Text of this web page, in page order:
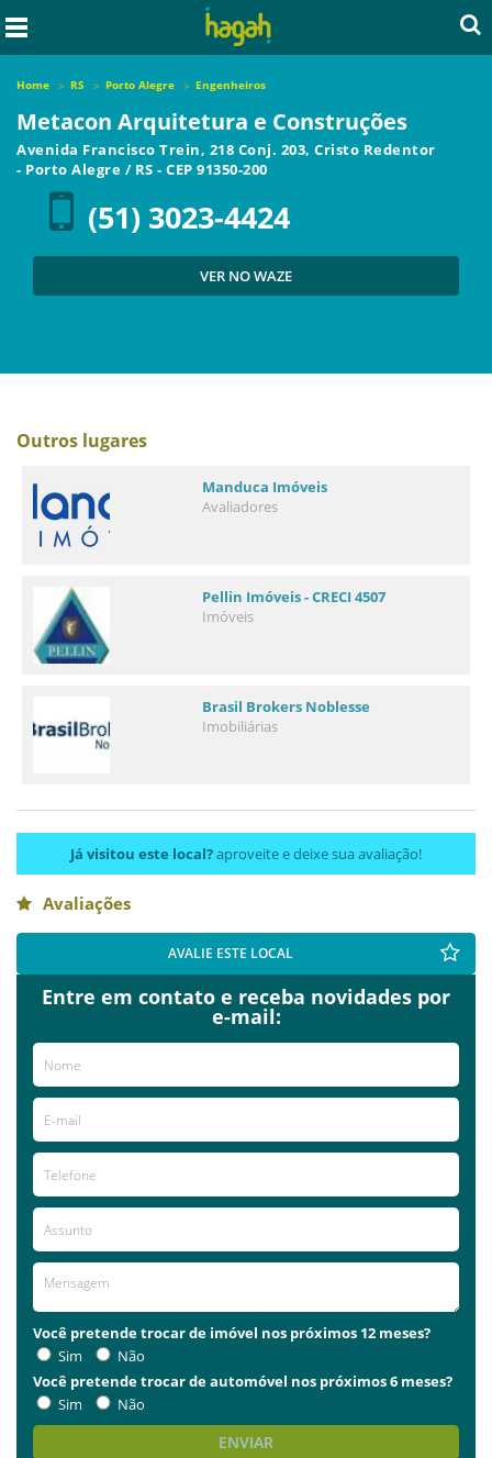
Home RS Porto Alegre Engenheiros
Metacon Arquitetura e Construções
Avenida Francisco Trein, 218 Conj. 203, Cristo Redentor
- Porto Alegre / RS - CEP 91350-200
(51) 3023-4424
VER NO WAZE
Outros lugares
Manduca Imóveis
Avaliadores
Pellin Imóveis - CRECI 4507
Imóveis
Brasil Brokers Noblesse
Imobiliárias
Já visitou este local?aproveite e deixe sua avaliação!
Avaliações
AVALIE ESTE LOCAL
Entre em contato e receba novidades por
e-mail:
Você pretende trocar de imóvel nos próximos 12 meses?
Sim
Não
Você pretende trocar de automóvel nos próximos 6 meses?
Sim
Não
ENVIAR